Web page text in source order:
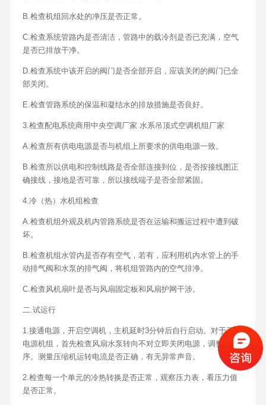
B.检查机组回水处的净压是否正常。
C.检查系统管路内是否清洁，管路中的载冷剂是否已充满，空气
是否已排放干净。
D.检查系统中该开启的阀门是否全部开启，应该关闭的阀门已全
部关闭。
E.检查管路系统的保温和凝结水的排放措施是否良好。
3.检查配电系统商用中央空调厂家 水系吊顶式空调机组厂家
A.检查所有供电电源是否与机组上所要求的供电电源一致。
B.检查所以供电和控制线路是否全部连接到位，是否按接线图正
确接线，接地是否可靠，所以接线端子是否全部紧固。
4.冷（热）水机组检查
A.检查机组外观及机内管路系统是否在运输和搬运过程中遭到破
坏。
B.检查机组水管内是否存有空气，若有，应利用机内水管上的手
动排气阀和水泵的排气阀，将机组管路内的空气排净。
C.检查风机扇叶是否与风扇固定板和风扇护网干涉。
二.试运行
1.接通电源，开启空调机，主机延时3分钟后自行启动。对于三相
电源机组，首先检查风扇水泵转向不对立即关闭电源，调整相
序。测量压缩机运转电流是否正确，有无异常声音。
2.检查每一个单元的冷热转换是否正常，观察压力表，看压力值
是否正常。